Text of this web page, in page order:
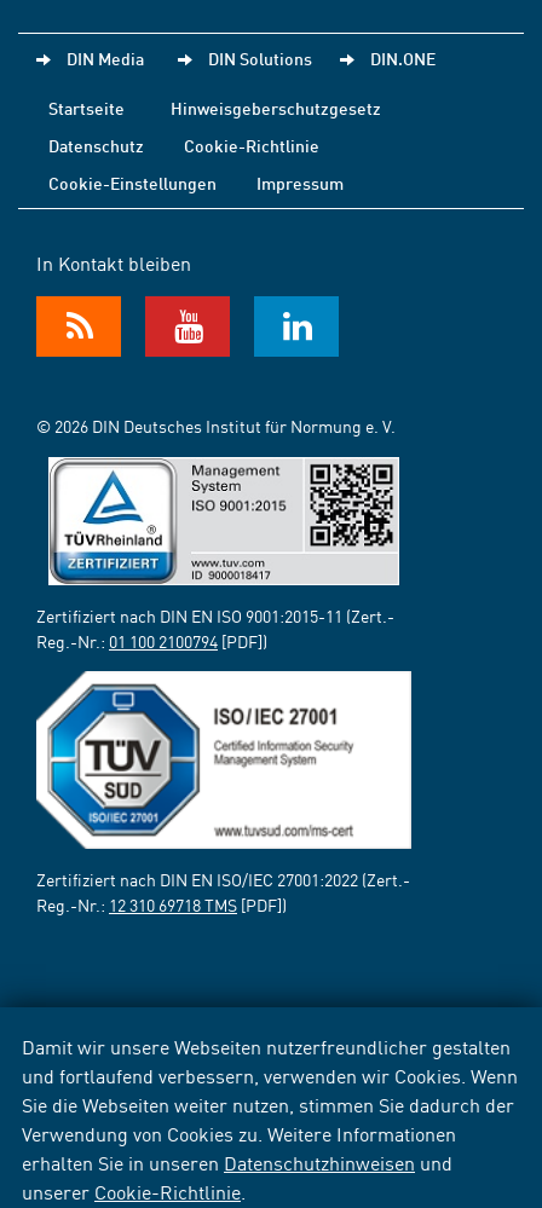
Damit wir unsere Webseiten nutzerfreundlicher gestalten
und fortlaufend verbessern, verwenden wir Cookies. Wenn
Sie die Webseiten weiter nutzen, stimmen Sie dadurch der
Verwendung von Cookies zu. Weitere Informationen
erhalten Sie in unseren Datenschutzhinweisen und
unserer Cookie-Richtlinie
DIN Media DIN Solutions DIN.ONE
Startseite
Hinweisgeberschutzgesetz
Datenschutz
Cookie-Richtlinie
Cookie-Einstellungen
Impressum
In Kontakt bleiben
© 2026 DIN Deutsches Institut für Normung e. V.
Zertifiziert nach DIN EN ISO 9001:2015-11 (Zert.-
Reg.-Nr.: 01 100 2100794 [PDF])
Zertifiziert nach DIN EN ISO/IEC 27001:2022 (Zert.-
Reg.-Nr.: 12 310 69718 TMS [PDF])